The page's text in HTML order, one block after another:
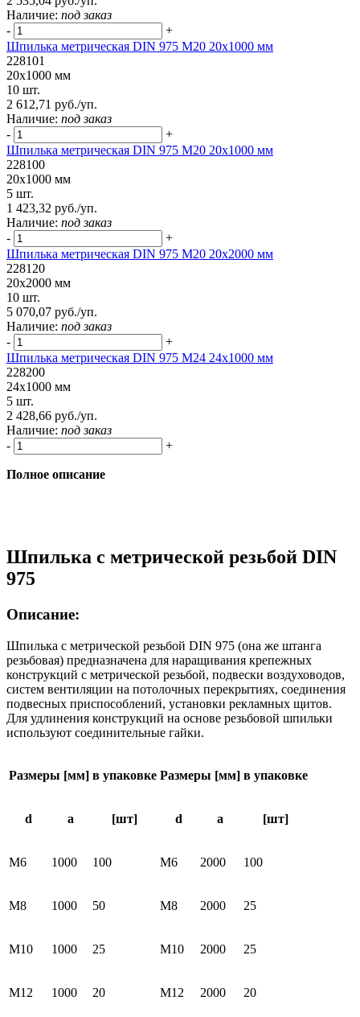
Наличие: под заказ
-
+
Шпилька метрическая DIN 975 М20 20х1000 мм
228101
20х1000 мм
10 шт.
2 612,71 руб./уп.
Наличие: под заказ
-
+
Шпилька метрическая DIN 975 М20 20х1000 мм
228100
20х1000 мм
5 шт.
1 423,32 руб./уп.
Наличие: под заказ
-
+
Шпилька метрическая DIN 975 М20 20х2000 мм
228120
20х2000 мм
10 шт.
5 070,07 руб./уп.
Наличие: под заказ
-
+
Шпилька метрическая DIN 975 М24 24х1000 мм
228200
24х1000 мм
5 шт.
2 428,66 руб./уп.
Наличие: под заказ
-
+
Полное описание
Шпилька с метрической резьбой DIN
975
Описание:
Шпилька с метрической резьбой DIN 975 (она же штанга
резьбовая) предназначена для наращивания крепежных
конструкций с метрической резьбой, подвески воздуховодов,
систем вентиляции на потолочных перекрытиях, соединения
подвесных приспособлений, установки рекламных щитов.
Для удлинения конструкций на основе резьбовой шпильки
используют соединительные гайки.
Pазмеры [мм] в упаковке Размеры [мм] в упаковке
d а [шт] d а [шт]
М6 1000 100 М6 2000 100
М8 1000 50 М8 2000 25
М10 1000 25 М10 2000 25
М12 1000 20 М12 2000 20